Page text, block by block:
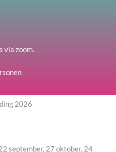
via zoom.
2026
september, 27 oktober, 24